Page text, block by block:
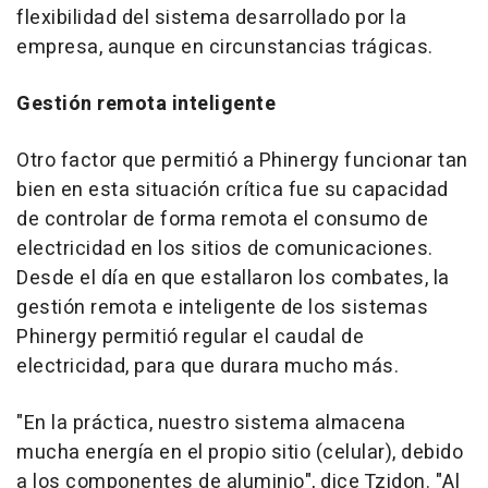
flexibilidad del sistema desarrollado por la
empresa, aunque en circunstancias trágicas.
Gestión remota inteligente
Otro factor que permitió a Phinergy funcionar tan
bien en esta situación crítica fue su capacidad
de controlar de forma remota el consumo de
electricidad en los sitios de comunicaciones.
Desde el día en que estallaron los combates, la
gestión remota e inteligente de los sistemas
Phinergy permitió regular el caudal de
electricidad, para que durara mucho más.
"En la práctica, nuestro sistema almacena
mucha energía en el propio sitio (celular), debido